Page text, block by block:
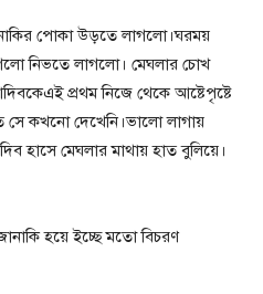
পোকা উড়তে লাগলো।ঘরময়
নিভতে লাগলো। মেঘলার চোখ
প্রথম নিজে থেকে আষ্টেপৃষ্টে
কখনো দেখেনি।ভালো লাগায়
হাসে মেঘলার মাথায় হাত বুলিয়ে।
হয়ে ইচ্ছে মতো বিচরণ